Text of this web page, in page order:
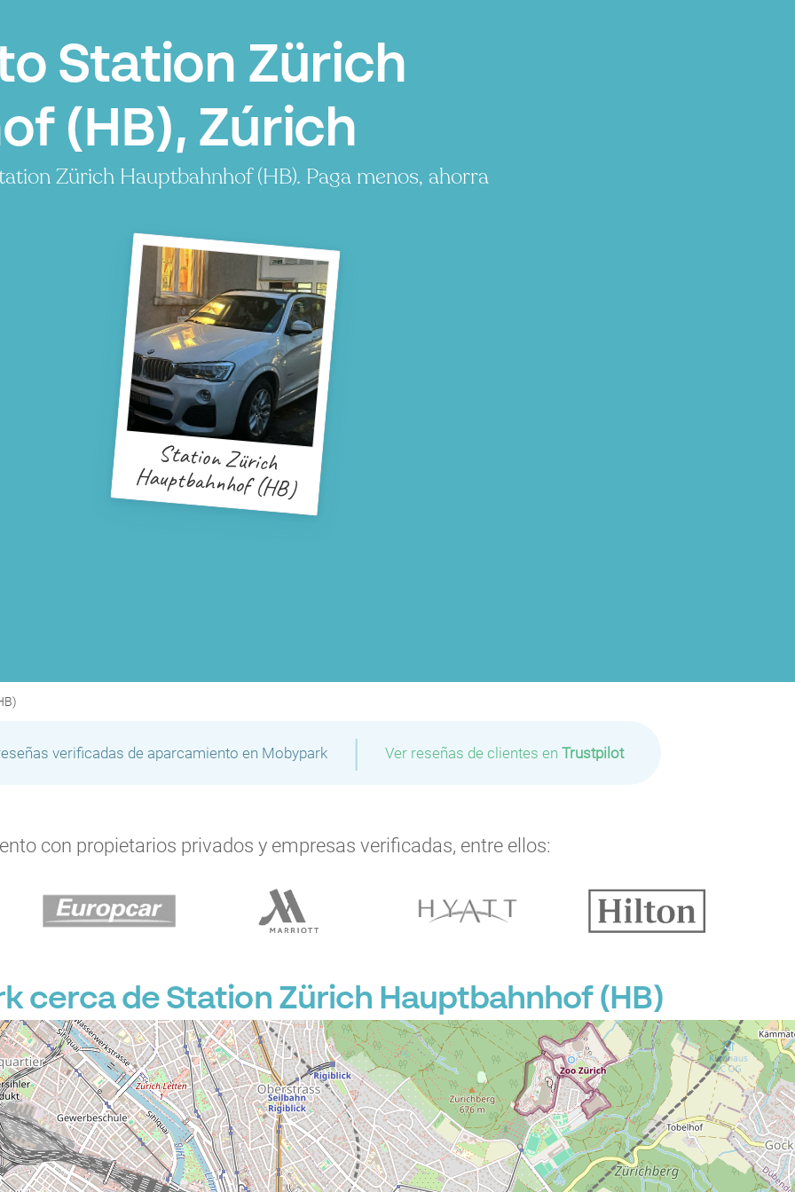
Station Zürich
(HB), Zúrich
Zürich Hauptbahnhof (HB). Paga menos, ahorra
Station Zürich
Hauptbahnhof (HB)
verificadas de aparcamiento en Mobypark | Ver reseñas de clientes en Trustpilot
con propietarios privados y empresas verificadas, entre ellos:
cerca de Station Zürich Hauptbahnhof (HB)